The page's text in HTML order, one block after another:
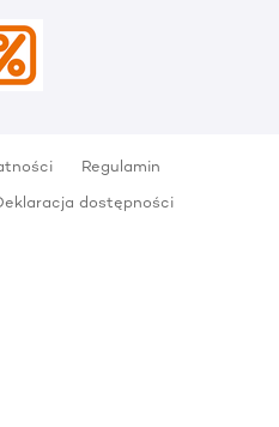
Regulamin
dostępności